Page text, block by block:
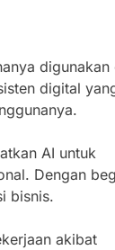
digunakan
digital
AI untuk
Dengan
bisnis.
akibat